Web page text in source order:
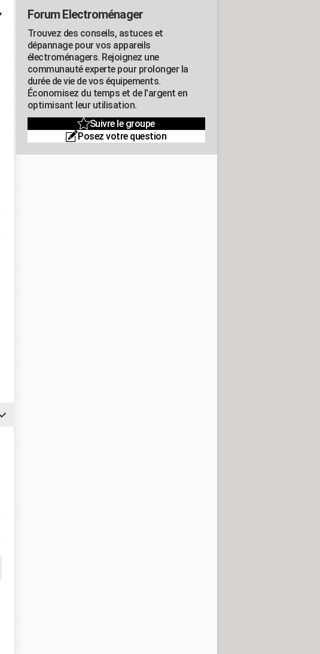
Forum Electroménager
Trouvez des conseils, astuces et
dépannage pour vos appareils
électroménagers. Rejoignez une
communauté experte pour prolonger la
durée de vie de vos équipements.
Économisez du temps et de l'argent en
optimisant leur utilisation.
Suivre le groupe
Posez votre question